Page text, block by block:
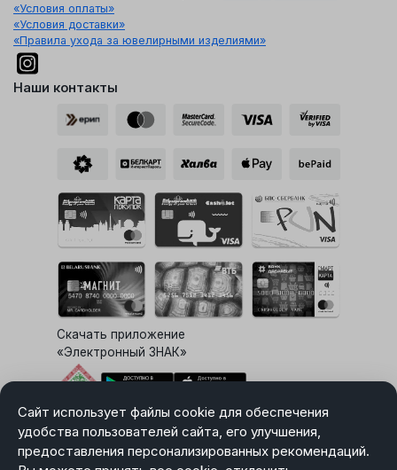
Сайт использует файлы cookie для обеспечения
удобства пользователей сайта, его улучшения,
предоставления персонализированных рекомендаций.
«Условия оплаты»
«Условия доставки»
«Правила ухода за ювелирными изделиями»
Наши контакты
Скачать приложение
«Электронный ЗНАК»
Выбор настроек Cookie